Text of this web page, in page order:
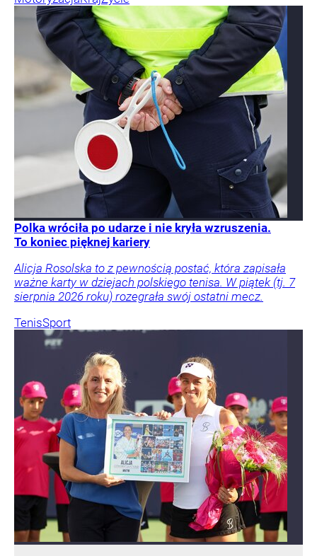
Polka wróciła po udarze i nie kryła wzruszenia.
To koniec pięknej kariery
Alicja Rosolska to z pewnością postać, która zapisała
ważne karty w dziejach polskiego tenisa. W piątek (tj. 7
sierpnia 2026 roku) rozegrała swój ostatni mecz.
TenisSport